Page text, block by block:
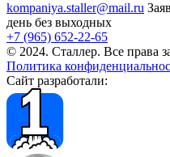
kompaniya.staller@mail.ru
день без выходных
+7 (965) 652-22-65
© 2024. Сталлер. Все права
Политика
Сайт разработали: